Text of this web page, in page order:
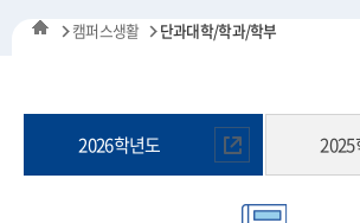
캠퍼스생활 단과대학/학과/학부
2026학년도 2025